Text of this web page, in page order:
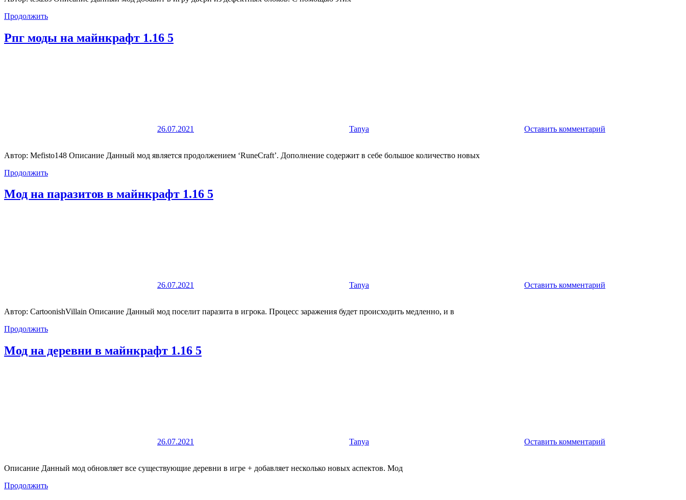
Продолжить
Рпг моды на майнкрафт 1.16 5
26.07.2021 Tanya Оставить комментарий
Автор: Mefisto148 Описание Данный мод является продолжением ‘RuneCraft’. Дополнение содержит в себе большое количество новых
Продолжить
Мод на паразитов в майнкрафт 1.16 5
26.07.2021 Tanya Оставить комментарий
Автор: CartoonishVillain Описание Данный мод поселит паразита в игрока. Процесс заражения будет происходить медленно, и в
Продолжить
Мод на деревни в майнкрафт 1.16 5
26.07.2021 Tanya Оставить комментарий
Описание Данный мод обновляет все существующие деревни в игре + добавляет несколько новых аспектов. Мод
Продолжить